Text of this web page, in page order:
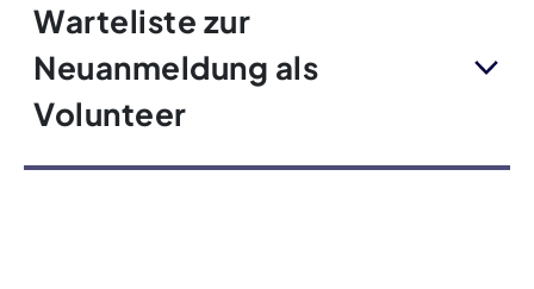
Warteliste zur
Neuanmeldung als
Volunteer